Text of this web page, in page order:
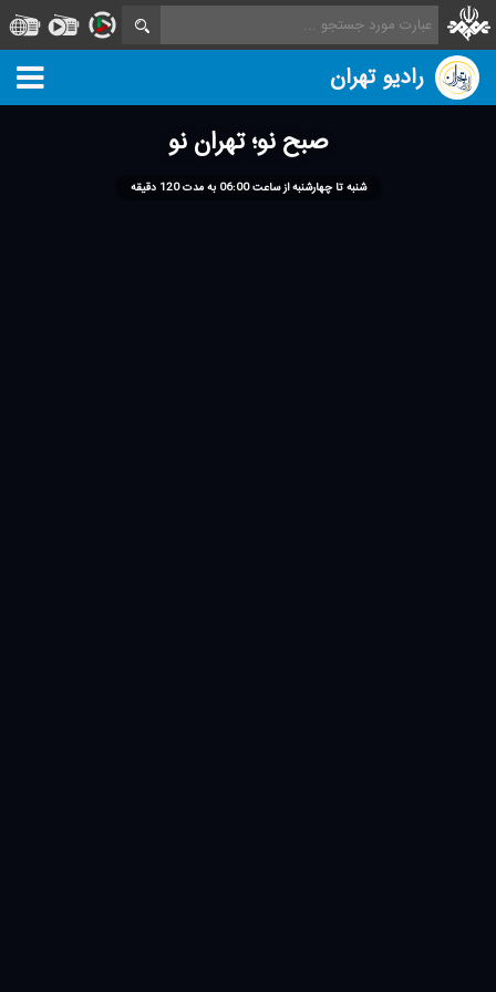
رادیو تهران
صبح نو؛ تهران نو
شنبه تا چهارشنبه از ساعت 06:00 به مدت 120 دقیقه